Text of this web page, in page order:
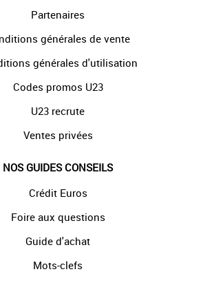
Partenaires
générales de vente
générales d'utilisation
Codes promos U23
U23 recrute
Ventes privées
NOS GUIDES CONSEILS
Crédit Euros
Foire aux questions
Guide d'achat
Mots-clefs